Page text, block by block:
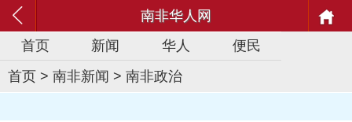
南非华人网
首页
新闻 华人
便民
首页 > 南非新闻 > 南非政治